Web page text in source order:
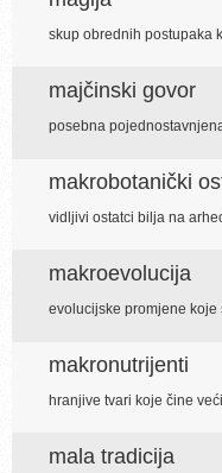
skup obrednih postupaka
majčinski govor
posebna
makrobotanički
vidljivi ostatci bilja na
makroevolucija
evolucijske promjene
makronutrijenti
hranjive tvari koje čine
mala tradicija